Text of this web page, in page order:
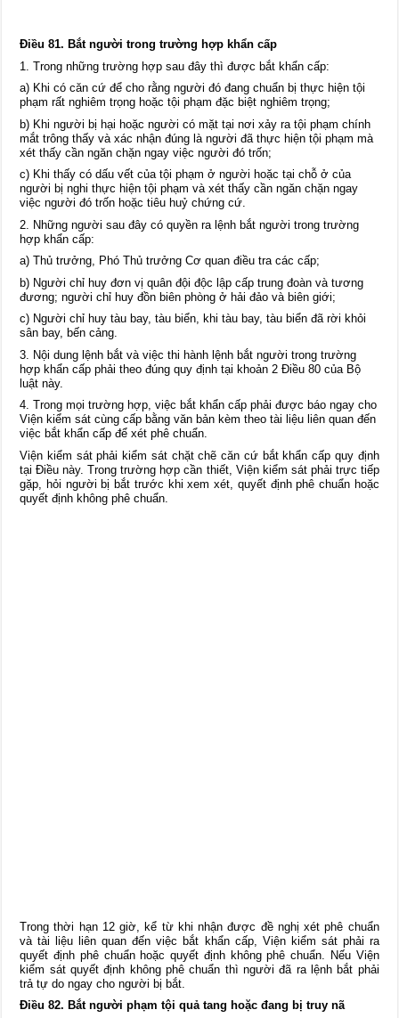
Điều 81. Bắt người trong trường hợp khẩn cấp
1. Trong những trường hợp sau đây thì được bắt khẩn cấp:
a) Khi có căn cứ để cho rằng người đó đang chuẩn bị thực hiện tội
phạm rất nghiêm trọng hoặc tội phạm đặc biệt nghiêm trọng;
b) Khi người bị hại hoặc người có mặt tại nơi xảy ra tội phạm chính
mắt trông thấy và xác nhận đúng là người đã thực hiện tội phạm mà
xét thấy cần ngăn chặn ngay việc người đó trốn;
c) Khi thấy có dấu vết của tội phạm ở người hoặc tại chỗ ở của
người bị nghi thực hiện tội phạm và xét thấy cần ngăn chặn ngay
việc người đó trốn hoặc tiêu huỷ chứng cứ.
2. Những người sau đây có quyền ra lệnh bắt người trong trường
hợp khẩn cấp:
a) Thủ trưởng, Phó Thủ trưởng Cơ quan điều tra các cấp;
b) Người chỉ huy đơn vị quân đội độc lập cấp trung đoàn và tương
đương; người chỉ huy đồn biên phòng ở hải đảo và biên giới;
c) Người chỉ huy tàu bay, tàu biển, khi tàu bay, tàu biển đã rời khỏi
sân bay, bến cảng.
3. Nội dung lệnh bắt và việc thi hành lệnh bắt người trong trường
hợp khẩn cấp phải theo đúng quy định tại khoản 2 Điều 80 của Bộ
luật này.
4. Trong mọi trường hợp, việc bắt khẩn cấp phải được báo ngay cho
Viện kiểm sát cùng cấp bằng văn bản kèm theo tài liệu liên quan đến
việc bắt khẩn cấp để xét phê chuẩn.
Viện kiểm sát phải kiểm sát chặt chẽ căn cứ bắt khẩn cấp quy định
tại Điều này. Trong trường hợp cần thiết, Viện kiểm sát phải trực tiếp
gặp, hỏi người bị bắt trước khi xem xét, quyết định phê chuẩn hoặc
quyết định không phê chuẩn.
Trong thời hạn 12 giờ, kể từ khi nhận được đề nghị xét phê chuẩn
và tài liệu liên quan đến việc bắt khẩn cấp, Viện kiểm sát phải ra
quyết định phê chuẩn hoặc quyết định không phê chuẩn. Nếu Viện
kiểm sát quyết định không phê chuẩn thì người đã ra lệnh bắt phải
trả tự do ngay cho người bị bắt.
Điều 82. Bắt người phạm tội quả tang hoặc đang bị truy nã